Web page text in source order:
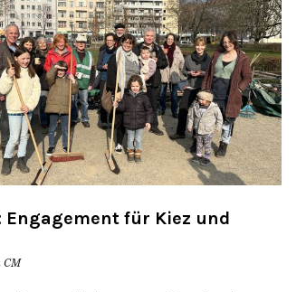
Engagement für Kiez und
CM